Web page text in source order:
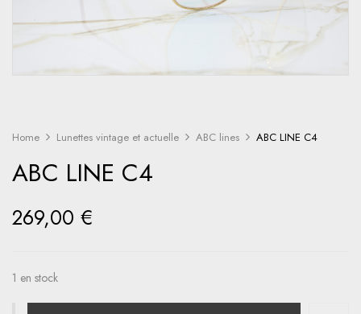
Home Lunettes vintage et actuelle ABC lines ABC LINE C4
ABC LINE C4
269,00 €
1 en stock